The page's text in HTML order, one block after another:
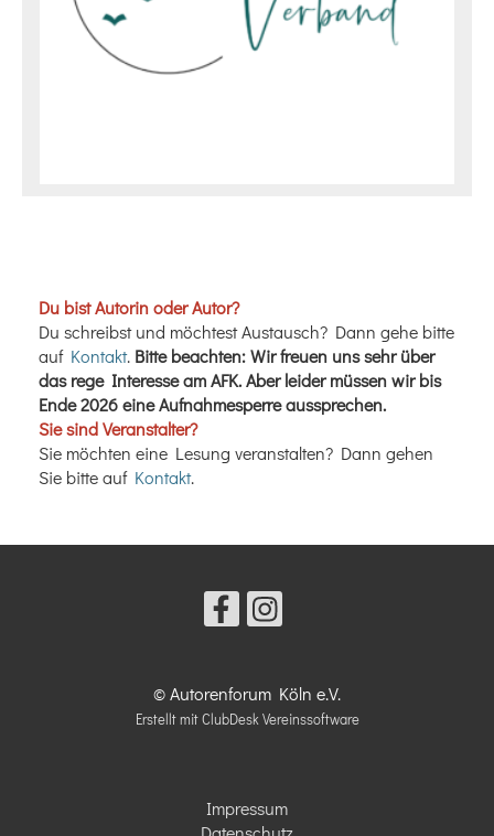
Du bist Autorin oder Autor?
Du schreibst und möchtest Austausch? Dann gehe bitte
auf Kontakt. Bitte beachten: Wir freuen uns sehr über
das rege Interesse am AFK. Aber leider müssen wir bis
Ende 2026 eine Aufnahmesperre aussprechen.
Sie sind Veranstalter?
Sie möchten eine Lesung veranstalten? Dann gehen
Sie bitte auf Kontakt.
© Autorenforum Köln e.V.
Erstellt mit ClubDesk Vereinssoftware
Impressum